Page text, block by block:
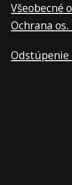
Všeobecné
Ochrana
Odstúpenie